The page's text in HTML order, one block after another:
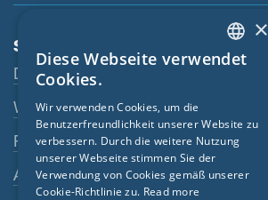
Services
Downloads
Webshop
Fachhändler
Ansprechperson
ENGLISH
FRENCH
CZECH
×
Diese Webseite verwendet
Cookies.
Wir verwenden Cookies, um die
Benutzerfreundlichkeit unserer Website zu
verbessern. Durch die weitere Nutzung
unserer Webseite stimmen Sie der
Verwendung von Cookies gemäß unserer
Cookie-Richtlinie zu. Read more